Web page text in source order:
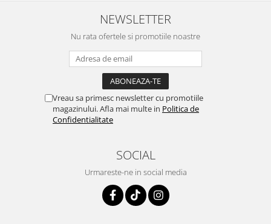
NEWSLETTER
Nu rata ofertele si promotiile noastre
Vreau sa primesc newsletter cu promotiile
magazinului. Afla mai multe in Politica de
Confidentialitate
SOCIAL
Urmareste-ne in social media